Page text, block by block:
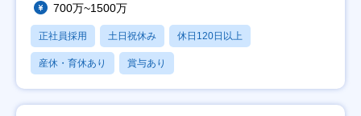
700万~1500万
正社員採用 土日祝休み 休日120日以上
産休・育休あり 賞与あり